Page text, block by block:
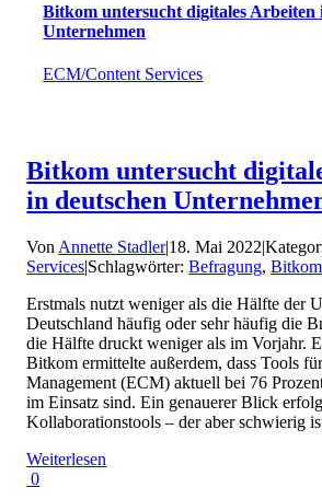
Bitkom untersucht digitales Arbeiten
Unternehmen
ECM/Content Services
Bitkom untersucht
in deutschen
Von Annette Stadler|18. Mai 2022|
Services|Schlagwörter:Befragung,Bitkom
Erstmals nutzt weniger als die Hälfte der
Deutschland häufig oder sehr häufig die
die Hälfte druckt weniger als im Vorjahr.
Bitkom ermittelte außerdem, dass Tools
Management (ECM) aktuell bei 76
im Einsatz sind. Ein genauerer Blick
Kollaborationstools – der aber schwierig
Weiterlesen
0